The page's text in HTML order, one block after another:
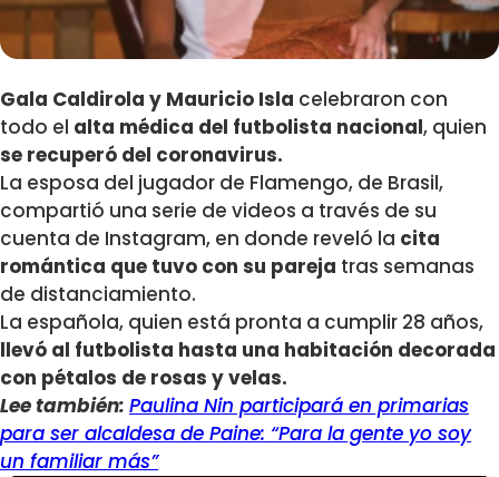
Gala Caldirola y Mauricio Isla celebraron con
todo el alta médica del futbolista nacional, quien
se recuperó del coronavirus.
La esposa del jugador de Flamengo, de Brasil,
compartió una serie de videos a través de su
cuenta de Instagram, en donde reveló la cita
romántica que tuvo con su pareja tras semanas
de distanciamiento.
La española, quien está pronta a cumplir 28 años,
llevó al futbolista hasta una habitación decorada
con pétalos de rosas y velas.
Lee también: Paulina Nin participará en primarias
para ser alcaldesa de Paine: “Para la gente yo soy
un familiar más”